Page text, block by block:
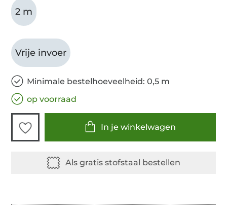
2 m
Vrije invoer
Minimale bestelhoeveelheid: 0,5 m
op voorraad
In je winkelwagen